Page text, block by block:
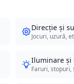
Direcție și
Jocuri, uzură,
Iluminare și
Faruri,